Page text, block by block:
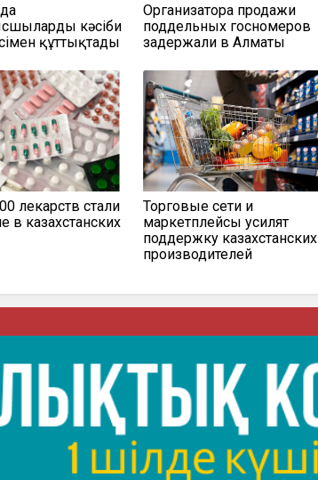
кәсіби
құттықтады
Организатора продажи
поддельных госномеров
задержали в Алматы
лекарств стали
в казахстанских
Торговые сети и
маркетплейсы усилят
поддержку казахстанских
производителей